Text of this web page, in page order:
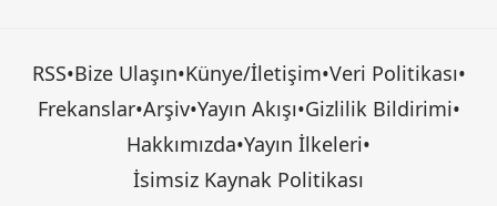
RSS•Bize Ulaşın•Künye/İletişim•Veri Politikası•
Frekanslar•Arşiv•Yayın Akışı•Gizlilik Bildirimi•
Hakkımızda•Yayın İlkeleri•
İsimsiz Kaynak Politikası